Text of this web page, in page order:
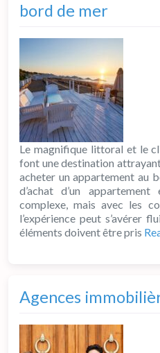
bord de mer
Le magnifique littoral et le
font une destination
acheter un appartement au
d’achat d’un
complexe, mais avec les
l’expérience peut s’avérer
éléments doivent être pris
Agences